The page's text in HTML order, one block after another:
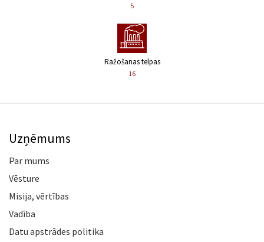
5
Ražošanas telpas
16
Uzņēmums
Par mums
Vēsture
Misija, vērtības
Vadība
Datu apstrādes politika